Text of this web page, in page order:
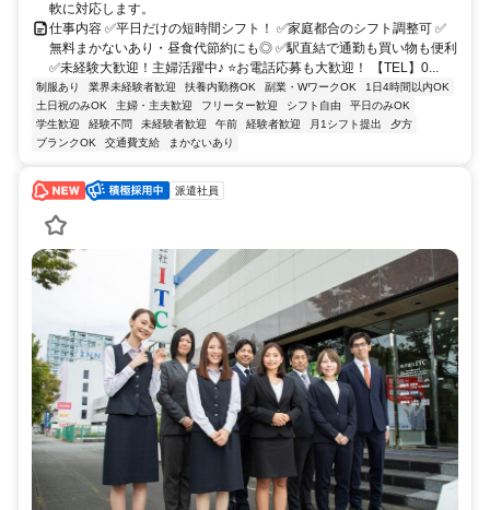
軟に対応します。
仕事内容 ✅平日だけの短時間シフト！ ✅家庭都合のシフト調整可 ✅
無料まかないあり・昼食代節約にも◎ ✅駅直結で通勤も買い物も便利
✅未経験大歓迎！主婦活躍中♪ ⭐お電話応募も大歓迎！ 【TEL】0...
制服あり 業界未経験者歓迎 扶養内勤務OK 副業・WワークOK
1日4時間以内OK
土日祝のみOK
主婦・主夫歓迎 フリーター歓迎 シフト自由
平日のみOK
学生歓迎
経験不問 未経験者歓迎 午前 経験者歓迎 月1シフト提出
夕方
ブランクOK
交通費支給 まかないあり
派遣社員